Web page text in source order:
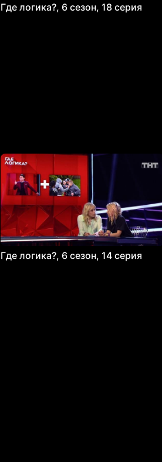
Где логика?, 6 сезон, 18 серия
Где логика?, 6 сезон, 14 серия